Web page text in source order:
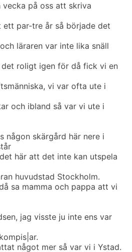
vecka på oss att skriva
ett par-tre år så började det
läraren var inte lika snäll
roligt igen för då fick vi en
vi var ofta ute i
och ibland så var vi ute i
någon skärgård här nere i
här att det inte kan utspela
huvudstad Stockholm.
sa mamma och pappa att vi
jag visste ju inte ens var
något mer så var vi i Ystad.